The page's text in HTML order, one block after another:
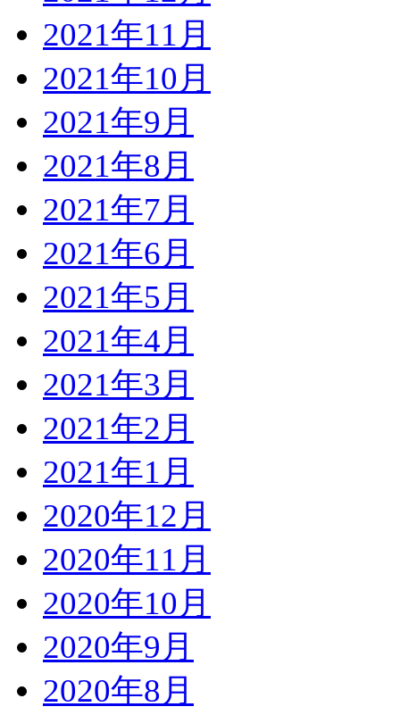
2021年11月
2021年10月
2021年9月
2021年8月
2021年7月
2021年6月
2021年5月
2021年4月
2021年3月
2021年2月
2021年1月
2020年12月
2020年11月
2020年10月
2020年9月
2020年8月